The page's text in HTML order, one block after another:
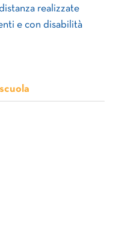
realizzate
e con disabilità